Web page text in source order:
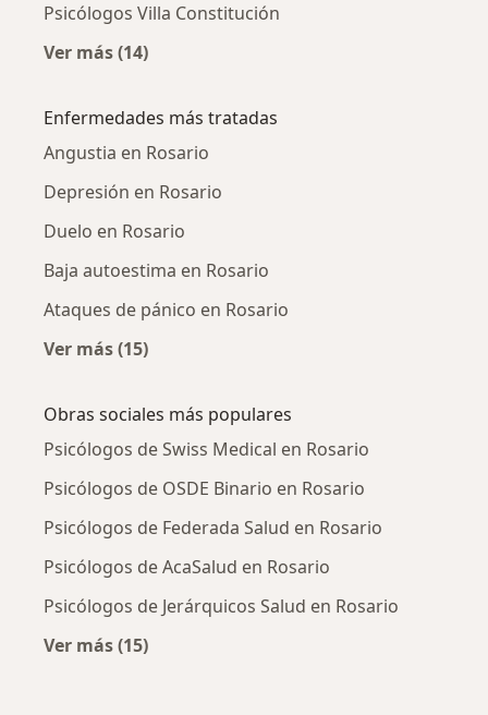
Psicólogos Villa Constitución
Ver más (14)
Enfermedades más tratadas
Angustia en Rosario
Depresión en Rosario
Duelo en Rosario
Baja autoestima en Rosario
Ataques de pánico en Rosario
Ver más (15)
Obras sociales más populares
Psicólogos de Swiss Medical en Rosario
Psicólogos de OSDE Binario en Rosario
Psicólogos de Federada Salud en Rosario
Psicólogos de AcaSalud en Rosario
Psicólogos de Jerárquicos Salud en Rosario
Ver más (15)